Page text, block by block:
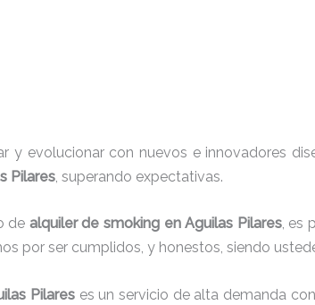
y evolucionar con nuevos e innovadores
Pilares, superando expectativas.
de alquiler de smoking en Aguilas Pilares, es
por ser cumplidos, y honestos, siendo
Pilares es un servicio de alta demanda